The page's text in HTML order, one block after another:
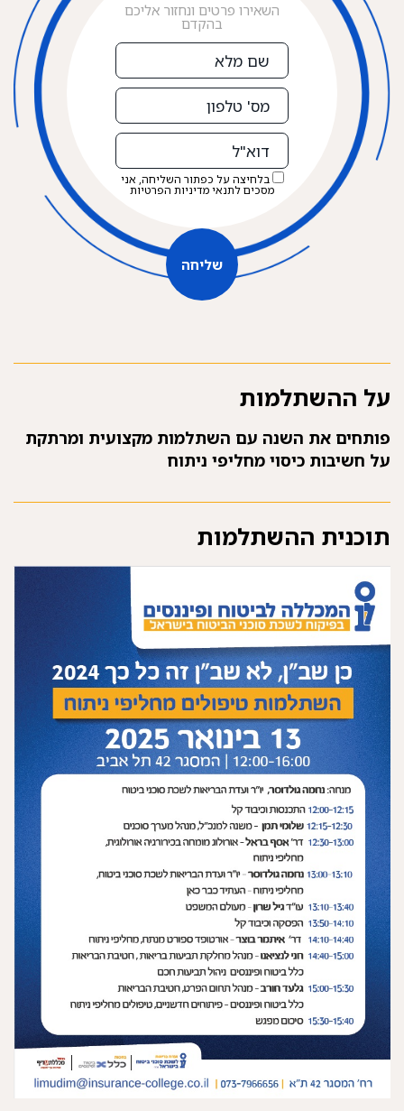
השאירו פרטים ונחזור אליכם
בהקדם
בלחיצה על כפתור השליחה, אני
מסכים לתנאימדיניות הפרטיות
שליחה
שליחה
על ההשתלמות
פותחים את השנה עם השתלמות מקצועית ומרתקת
על חשיבות כיסוי מחליפי ניתוח
תוכנית ההשתלמות